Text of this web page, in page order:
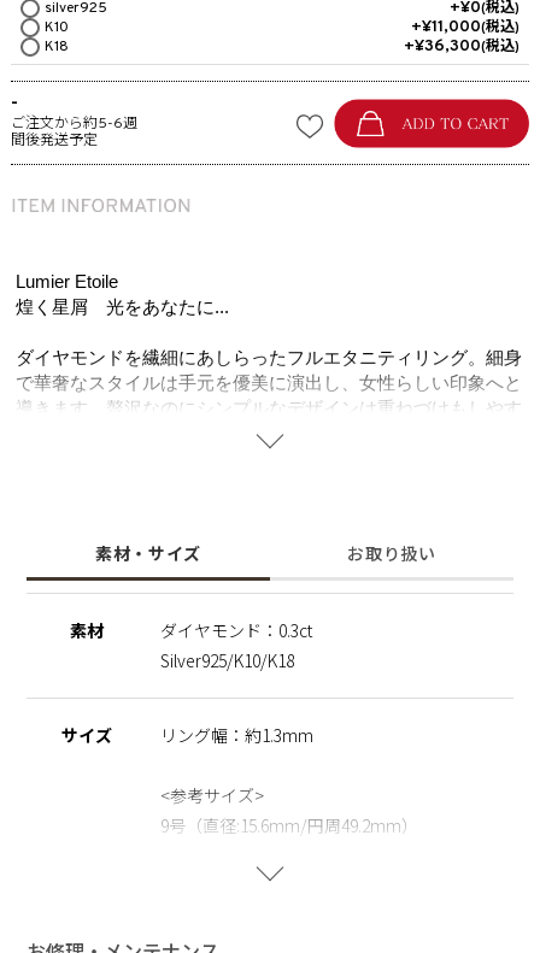
silver925
+¥0 税込
K10
+¥11,000 税込
K18
+¥36,300 税込
-
ご注文から約5-6週
間後発送予定
Lumier Etoile
煌く星屑 光をあなたに...
ダイヤモンドを繊細にあしらったフルエタニティリング。細身
で華奢なスタイルは手元を優美に演出し、女性らしい印象へと
導きます。贅沢なのにシンプルなデザインは重ねづけもしやす
く長くご愛用いただける一品です。
までを一貫した一大ダイヤモンドカンパニーでの製造による品
質管理を行っております。同シリーズのネックレスもご用意し
※こちらの商品はサステナブルの観点から地球の限りある宝石
品・交換・キャンセルができない商品となっております。予め
素材・サイズ お取り扱い
素材
ダイヤモンド：0.3ct
Silver925/K10/K18
サイズ リング幅：約1.3mm
<参考サイズ>
9号（直径:15.6mm/円周49.2mm）